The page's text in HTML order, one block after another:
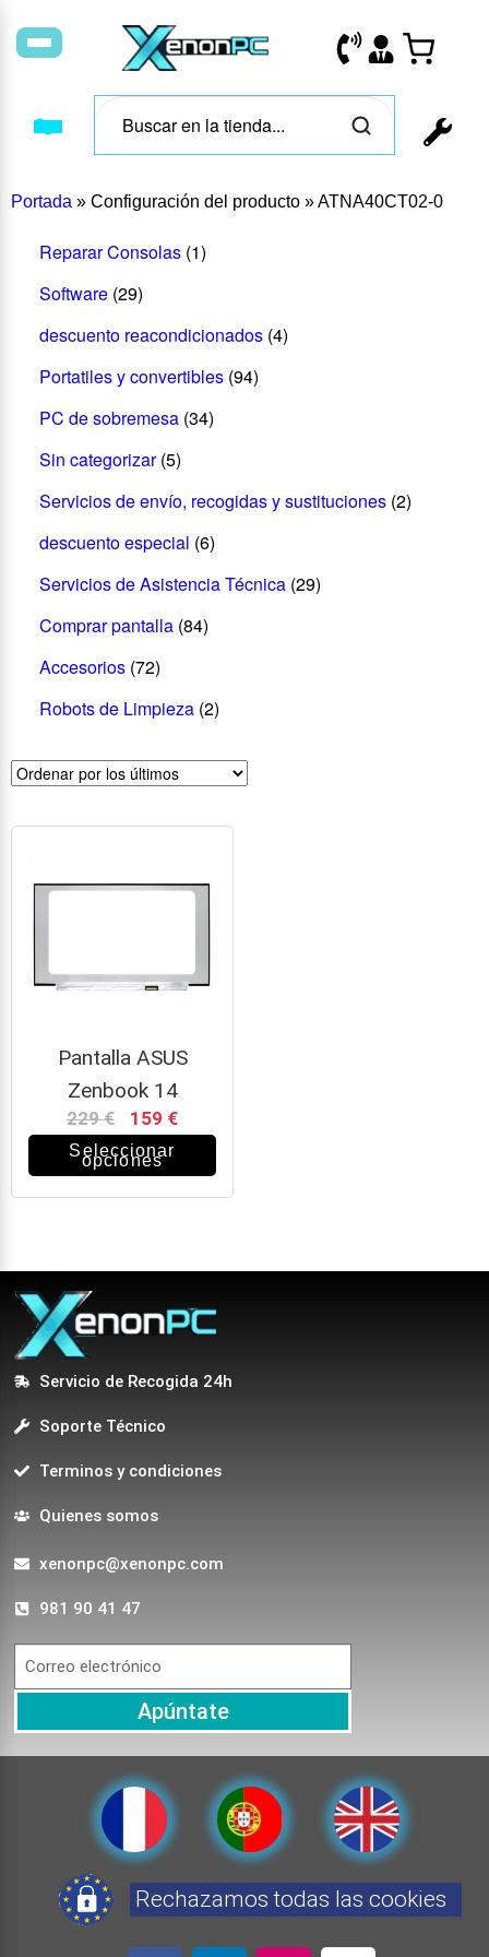
Portada » Configuración del producto »ATNA40CT02‑0
Reparar Consolas (1)
Software (29)
descuento reacondicionados (4)
Portatiles y convertibles (94)
PC de sobremesa (34)
Sin categorizar (5)
Servicios de envío, recogidas y sustituciones (2)
descuento especial (6)
Servicios de Asistencia Técnica (29)
Comprar pantalla (84)
Accesorios (72)
Robots de Limpieza (2)
Pantalla ASUS
Zenbook 14
229€ 159 €
Seleccionar
opciones
Servicio de Recogida 24h
Soporte Técnico
Terminos y condiciones
Quienes somos
xenonpc@xenonpc.com
981 90 41 47
Apúntate
Rechazamos todas las cookies